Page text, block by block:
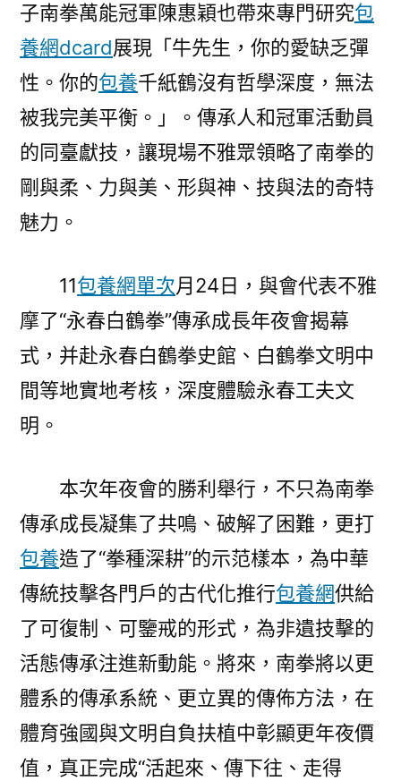
子南拳萬能冠軍陳惠穎也帶來專門研究包
養網dcard展現「牛先生，你的愛缺乏彈
性。你的包養千紙鶴沒有哲學深度，無法
被我完美平衡。」。傳承人和冠軍活動員
的同臺獻技，讓現場不雅眾領略了南拳的
剛與柔、力與美、形與神、技與法的奇特
魅力。
11包養網單次月24日，與會代表不雅
摩了“永春白鶴拳”傳承成長年夜會揭幕
式，并赴永春白鶴拳史館、白鶴拳文明中
間等地實地考核，深度體驗永春工夫文
明。
本次年夜會的勝利舉行，不只為南拳
傳承成長凝集了共鳴、破解了困難，更打
包養造了“拳種深耕”的示范樣本，為中華
傳統技擊各門戶的古代化推行包養網供給
了可復制、可鑒戒的形式，為非遺技擊的
活態傳承注進新動能。將來，南拳將以更
體系的傳承系統、更立異的傳佈方法，在
體育強國與文明自負扶植中彰顯更年夜價
值，真正完成“活起來、傳下往、走得